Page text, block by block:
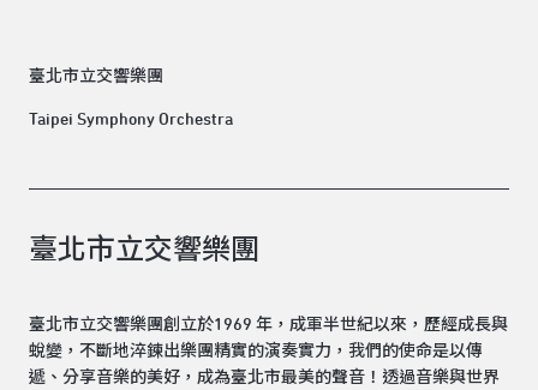
臺北市立交響樂團
Taipei Symphony Orchestra
臺北市立交響樂團
臺北市立交響樂團創立於1969 年，成軍半世紀以來，歷經成長與
蛻變，不斷地淬鍊出樂團精實的演奏實力，我們的使命是以傳
遞、分享音樂的美好，成為臺北市最美的聲音！透過音樂與世界